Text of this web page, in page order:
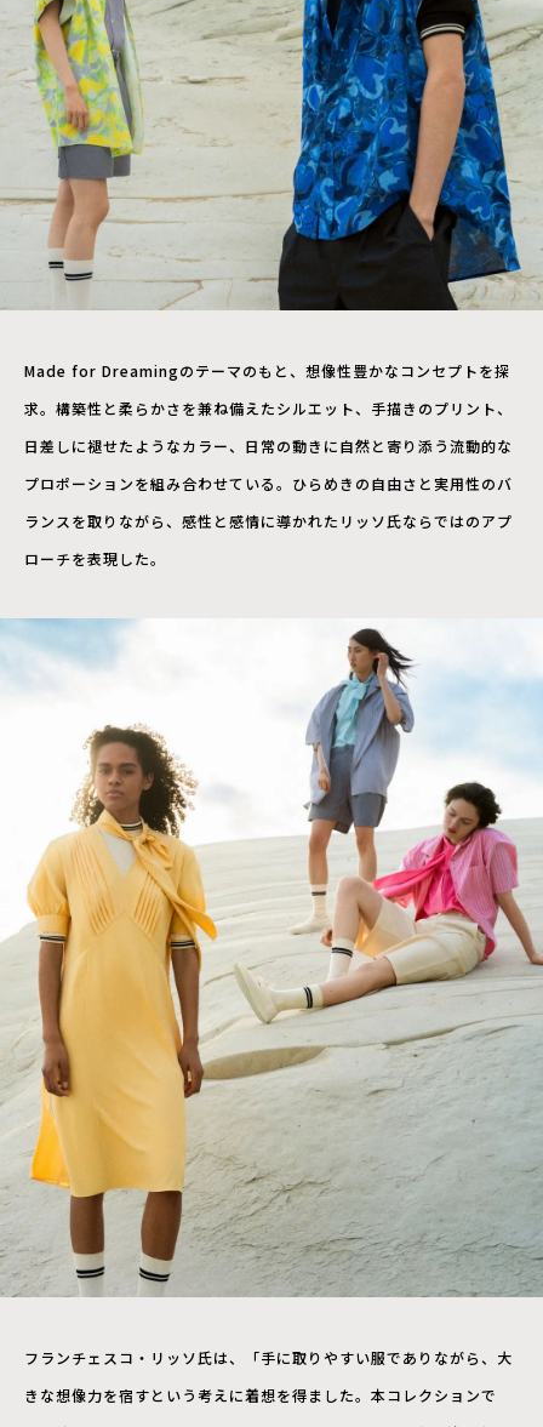
Made for Dreamingのテーマのもと、想像性豊かなコンセプトを探
求。構築性と柔らかさを兼ね備えたシルエット、手描きのプリント、
日差しに褪せたようなカラー、日常の動きに自然と寄り添う流動的な
プロポーションを組み合わせている。ひらめきの自由さと実用性のバ
ランスを取りながら、感性と感情に導かれたリッソ氏ならではのアプ
ローチを表現した。
フランチェスコ・リッソ氏は、「手に取りやすい服でありながら、大
きな想像力を宿すという考えに着想を得ました。本コレクションで